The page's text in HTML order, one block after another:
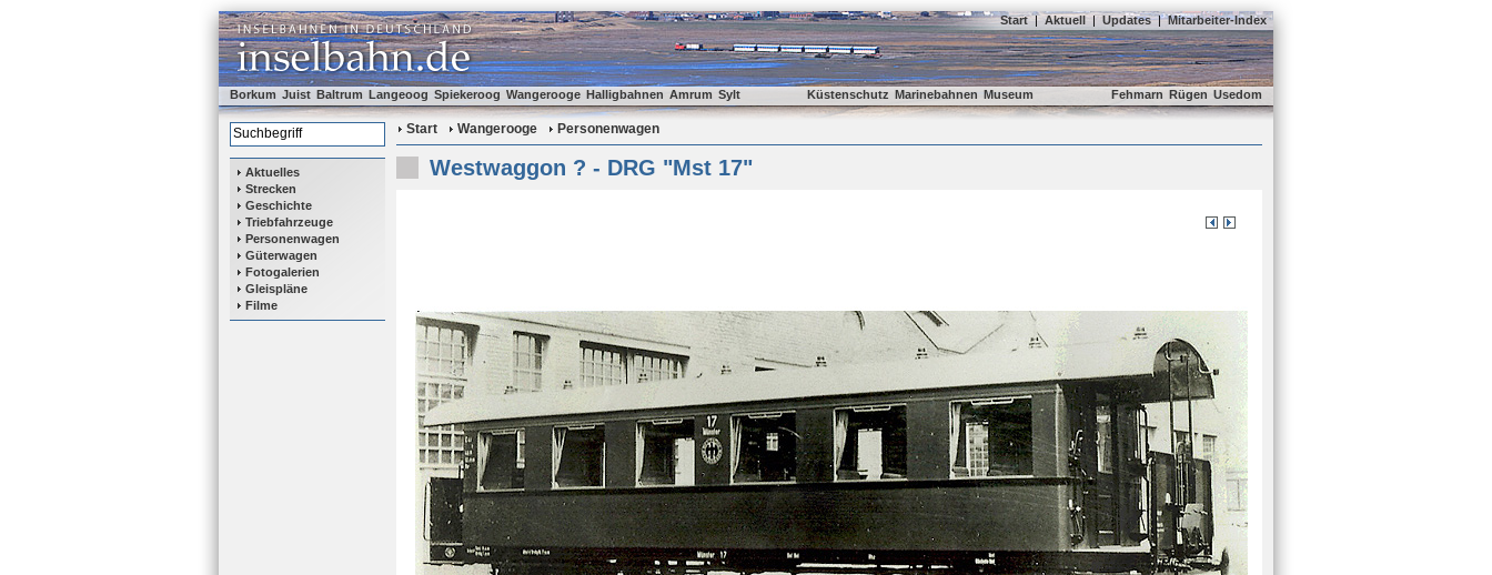
Start | Aktuell | Updates | Mitarbeiter-Index
Borkum Juist Baltrum Langeoog Spiekeroog Wangerooge Halligbahnen Amrum Sylt Küstenschutz Marinebahnen Museum Fehmarn Rügen Usedom
Aktuelles
Strecken
Geschichte
Triebfahrzeuge
Personenwagen
Güterwagen
Fotogalerien
Gleispläne
Filme
Start Wangerooge Personenwagen
Westwaggon ? - DRG "Mst 17"